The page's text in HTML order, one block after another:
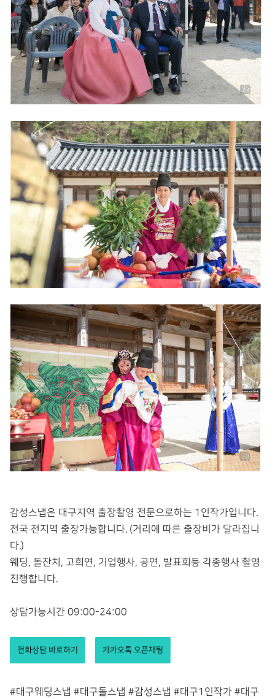
감성스냅은 대구지역 출장촬영 전문으로하는 1인작가입니다.
전국 전지역 출장가능합니다. (거리에 따른 출장비가 달라집니
다.)
웨딩, 돌잔치, 고희연, 기업행사, 공연, 발표회등 각종행사 촬영
진행합니다.
상담가능시간 09:00-24:00
전화상담 바로하기 카카오톡 오픈채팅
#대구웨딩스냅 #대구돌스냅 #감성스냅 #대구1인작가 #대구